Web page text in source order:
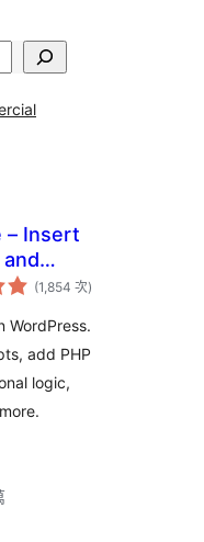
– Insert
Custom
Code
(1,854 次評
分)
WordPress.
add PHP
logic,